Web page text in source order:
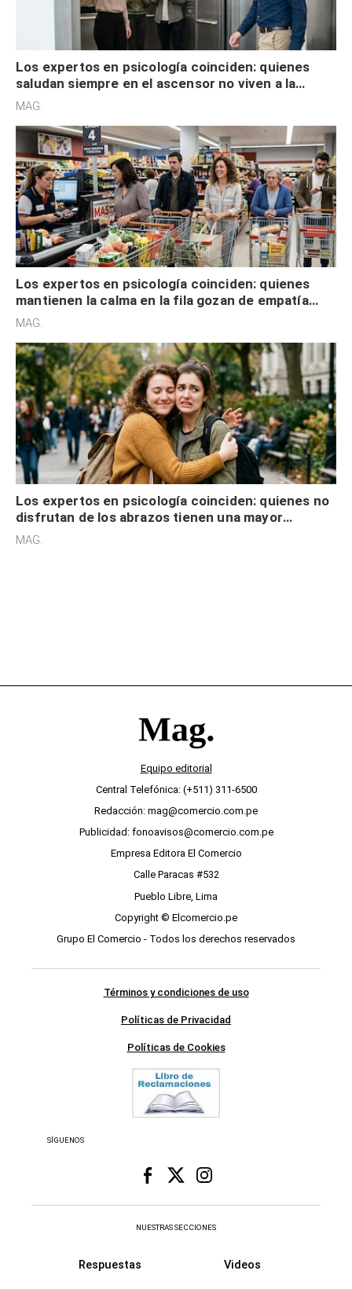
Los expertos en psicología coinciden: quienes
saludan siempre en el ascensor no viven a la
defensiva y tienen apertura social
MAG.
Los expertos en psicología coinciden: quienes
mantienen la calma en la fila gozan de empatía
cognitiva, gratitud y no solo tienen autocontrol
MAG.
Los expertos en psicología coinciden: quienes no
disfrutan de los abrazos tienen una mayor
sensibilidad a los estímulos físicos y no es por
MAG.
Equipo editorial
Central Telefónica: (+511) 311-6500
Redacción: mag@comercio.com.pe
Publicidad: fonoavisos@comercio.com.pe
Empresa Editora El Comercio
Calle Paracas #532
Pueblo Libre, Lima
Copyright © Elcomercio.pe
Grupo El Comercio - Todos los derechos reservados
Términos y condiciones de uso
Políticas de Privacidad
Políticas de Cookies
SÍGUENOS
NUESTRAS SECCIONES
Respuestas Videos